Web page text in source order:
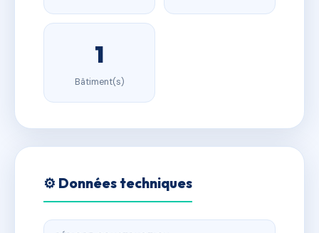
1
Bâtiment(s)
⚙️ Données techniques